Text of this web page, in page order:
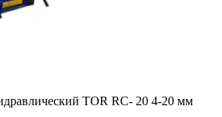
TOR RC- 20 4-20 мм